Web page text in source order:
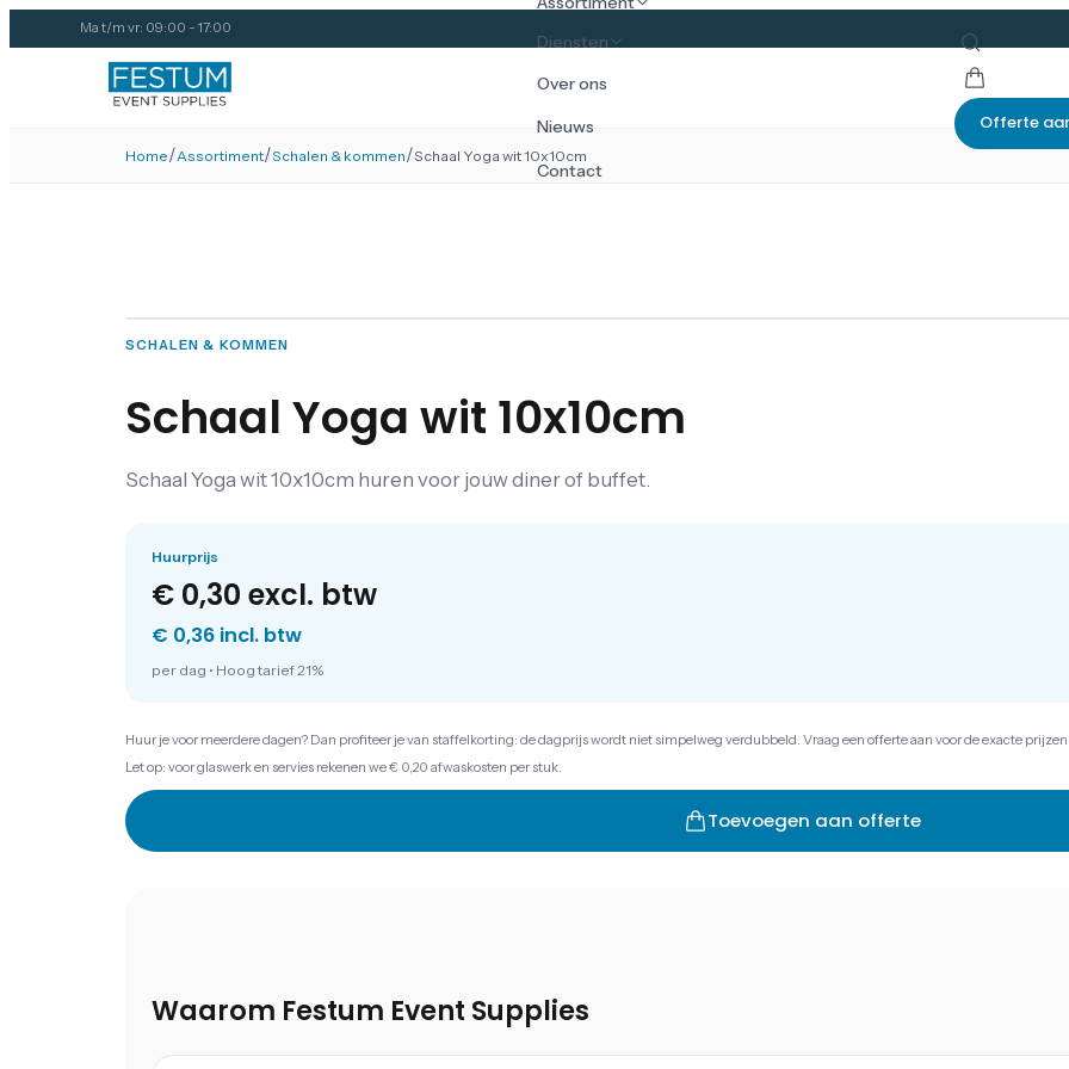
Ma t/m vr: 09:00 - 17:00
Diensten
Over ons
Nieuws
Contact
Offerte
Home/Assortiment/Schalen & kommen/Schaal Yoga wit 10x10cm
SCHALEN & KOMMEN
Schaal Yoga wit 10x10cm
Schaal Yoga wit 10x10cm huren voor jouw diner of buffet.
Huurprijs
€ 0,30 excl. btw
€ 0,36 incl. btw
per dag • Hoog tarief 21%
Huur je voor meerdere dagen? Dan profiteer je van staffelkorting: de dagprijs wordt niet simpelweg verdubbeld. Vraag een offerte aan voor de exacte
Let op: voor glaswerk en servies rekenen we € 0,20 afwaskosten per stuk.
Toevoegen aan offerte
Waarom Festum Event Supplies